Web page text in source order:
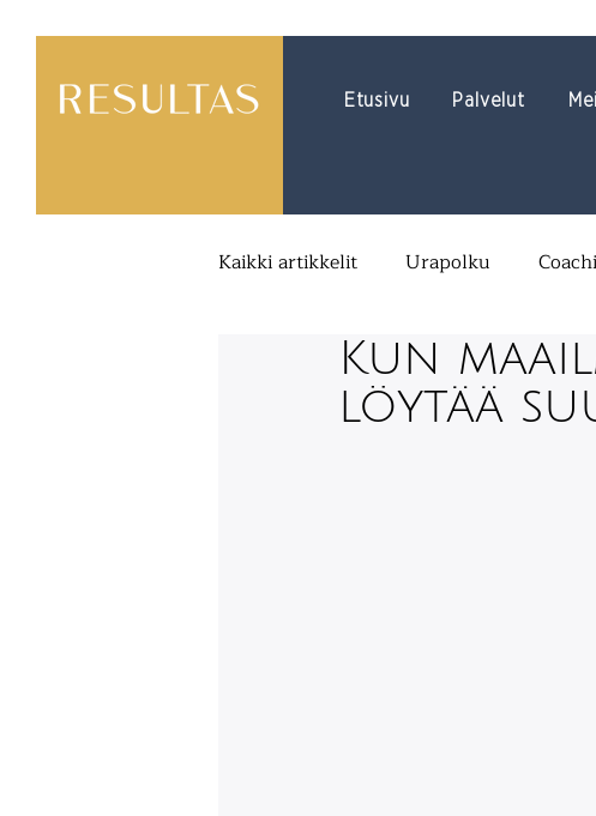
Etusivu Palvelut
Kaikki artikkelit Urapolku
Organisaatiokulttuuri
Kun
löytää